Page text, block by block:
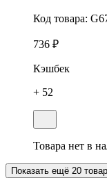
Код товара:
736 ₽
Кэшбек
+ 52
Товара нет в
Показать ещё 20